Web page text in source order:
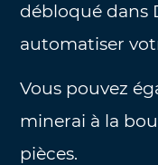
débloqué dans
automatiser
Vous pouvez
minerai à la
pièces.